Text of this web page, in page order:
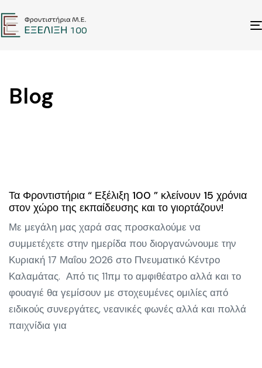
Blog
Τα Φροντιστήρια “ Εξέλιξη 100 ” κλείνουν 15 χρόνια
στον χώρο της εκπαίδευσης και το γιορτάζουν!
Με μεγάλη μας χαρά σας προσκαλούμε να
συμμετέχετε στην ημερίδα που διοργανώνουμε την
Κυριακή 17 Μαΐου 2026 στο Πνευματικό Κέντρο
Καλαμάτας. Από τις 11πμ το αμφιθέατρο αλλά και το
φουαγιέ θα γεμίσουν με στοχευμένες ομιλίες από
ειδικούς συνεργάτες, νεανικές φωνές αλλά και πολλά
παιχνίδια για